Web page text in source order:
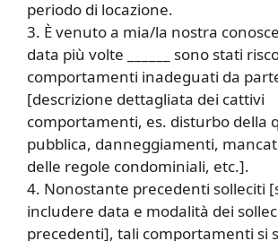
periodo di locazione.
3. È venuto a mia/la nostra
data più volte ______ sono stati
comportamenti inadeguati da
[descrizione dettagliata dei cattivi
comportamenti, es. disturbo della
pubblica, danneggiamenti,
delle regole condominiali, etc.].
4. Nonostante precedenti solleciti
includere data e modalità dei
precedenti], tali comportamenti si